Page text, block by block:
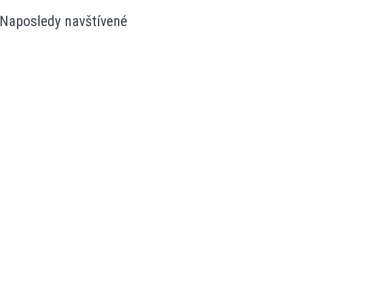
Naposledy navštívené